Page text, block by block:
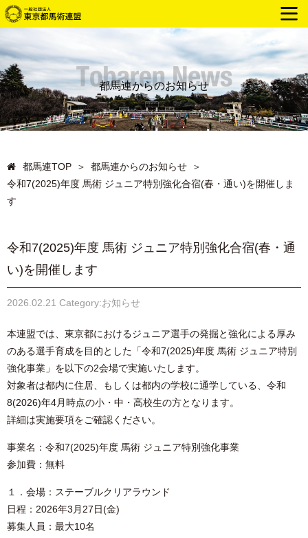
都馬連からのお知らせ
都馬連TOP ＞ 都馬連からのお知らせ
＞
令和7(2025)年度 馬術 ジュニア特別強化合宿(春・通い)を開催しま
す
令和7(2025)年度 馬術 ジュニア特別強化合宿(春・通
い)を開催します
2026.02.21 Category:お知らせ
本連盟では、東京都におけるジュニア選手の発掘と強化による厚み
のある選手育成を目的とした「令和7(2025)年度 馬術 ジュニア特別
強化事業」を以下の2会場で実施いたします。
対象者は都内に住居、もしくは都内の学校に通学している、令和
8(2026)年4月時点の小・中・高校生の方となります。
詳細は実施要項をご確認ください。
事業名：令和7(2025)年度 馬術 ジュニア特別強化事業
参加費：無料
１．会場：ステーブルクリアラウンド
日程：2026年3月27日(金)
募集人員：最大10名